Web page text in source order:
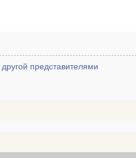
представителями